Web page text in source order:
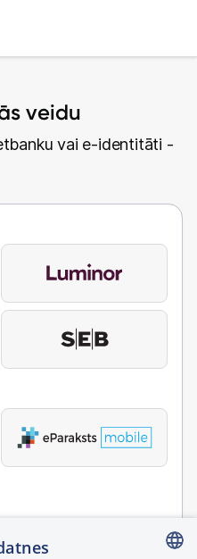
veidu
vai e-identitāti -